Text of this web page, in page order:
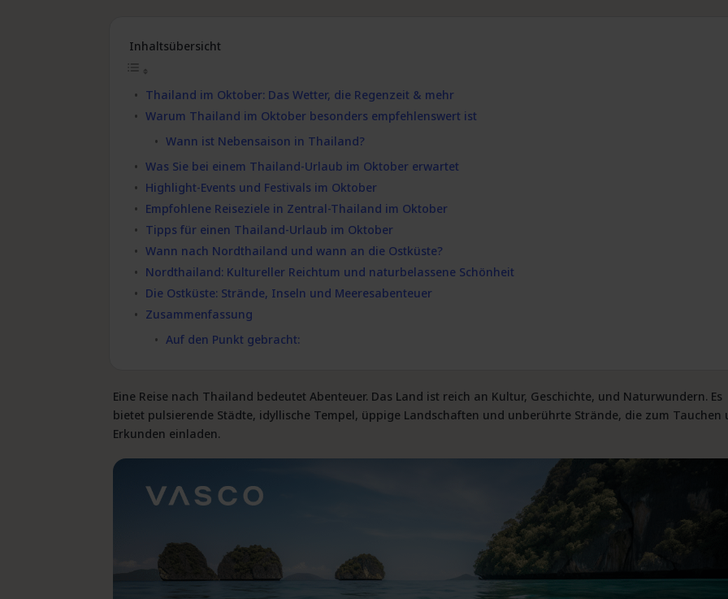
Inhaltsübersicht
Thailand im Oktober: Das Wetter, die Regenzeit & mehr
Warum Thailand im Oktober besonders empfehlenswert ist
Wann ist Nebensaison in Thailand?
Was Sie bei einem Thailand-Urlaub im Oktober erwartet
Highlight-Events und Festivals im Oktober
Empfohlene Reiseziele in Zentral-Thailand im Oktober
Tipps für einen Thailand-Urlaub im Oktober
Wann nach Nordthailand und wann an die Ostküste?
Nordthailand: Kultureller Reichtum und naturbelassene Schönheit
Die Ostküste: Strände, Inseln und Meeresabenteuer
Zusammenfassung
Auf den Punkt gebracht:
Eine Reise nach Thailand bedeutet Abenteuer. Das Land ist reich an Kultur, Geschichte, und Naturwundern. Es
bietet pulsierende Städte, idyllische Tempel, üppige Landschaften und unberührte Strände, die zum Tauchen
Erkunden einladen.